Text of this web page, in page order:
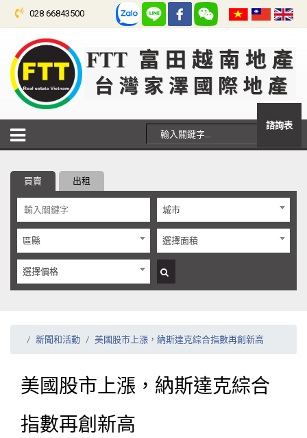
028 66843500
買賣 出租
城市
區縣 選擇面積
選擇價格
新聞和活動 美國股市上漲，納斯達克綜合指數再創新高
美國股市上漲，納斯達克綜合
指數再創新高
諮詢表